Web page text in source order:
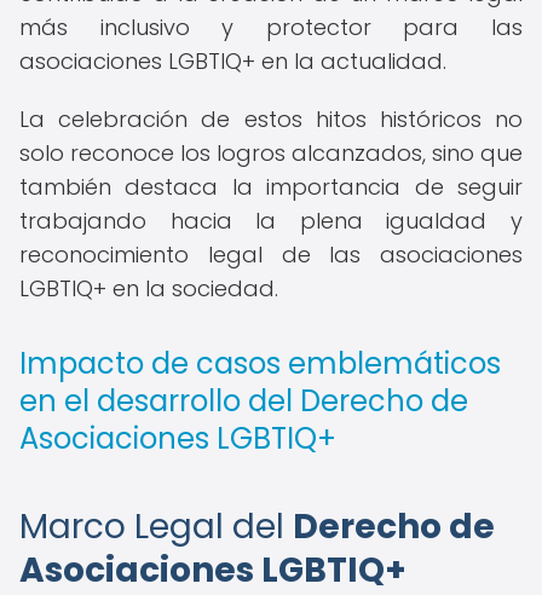
más inclusivo y protector para las
asociaciones LGBTIQ+ en la actualidad.
La celebración de estos hitos históricos no
solo reconoce los logros alcanzados, sino que
también destaca la importancia de seguir
trabajando hacia la plena igualdad y
reconocimiento legal de las asociaciones
LGBTIQ+ en la sociedad.
Impacto de casos emblemáticos
en el desarrollo del Derecho de
Asociaciones LGBTIQ+
Marco Legal del Derecho de
Asociaciones LGBTIQ+